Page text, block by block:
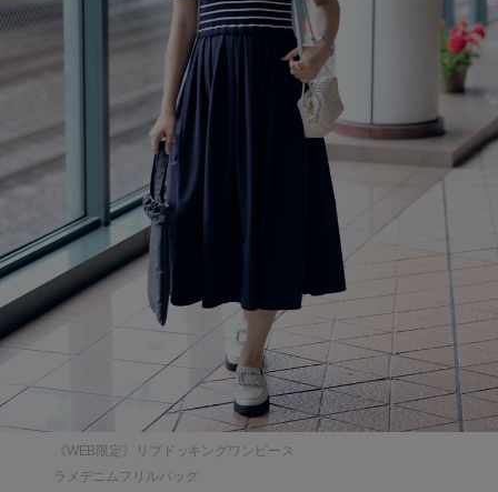
《WEB限定》リブドッキングワンピース
ラメデニムフリルバッグ